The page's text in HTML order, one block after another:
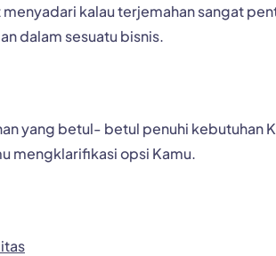
kalau terjemahan sangat
dalam sesuatu bisnis.
yang betul- betul penuhi kebutuhan
mengklarifikasi opsi Kamu.